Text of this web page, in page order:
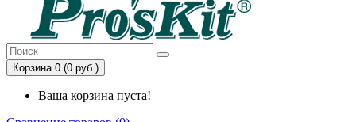
Корзина 0 (0 руб.)
Ваша корзина пуста!